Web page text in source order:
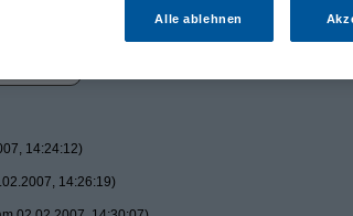
14:24:12)
14:26:19)
Alle ablehnen